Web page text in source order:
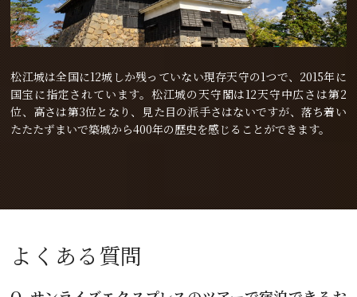
松江城は全国に12城しか残っていない現存天守の1つで、2015年に
国宝に指定されています。松江城の天守閣は12天守中広さは第2
位、高さは第3位となり、見た目の派手さはないですが、落ち着い
たたたずまいで築城から400年の歴史を感じることができます。
よくある質問